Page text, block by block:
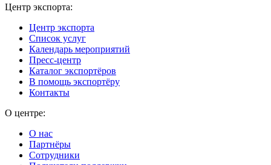
Центр экспорта:
Центр экспорта
Список услуг
Календарь мероприятий
Пресс-центр
Каталог экспортёров
В помощь экспортёру
Контакты
О центре:
О нас
Партнёры
Сотрудники